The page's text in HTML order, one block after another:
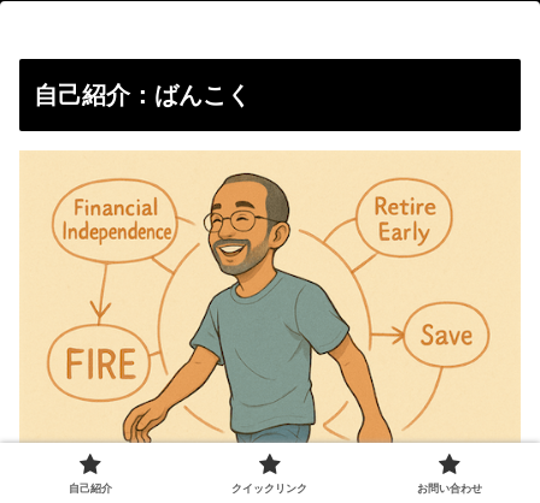
自己紹介：ばんこく
自己紹介 クイックリンク お問い合わせ